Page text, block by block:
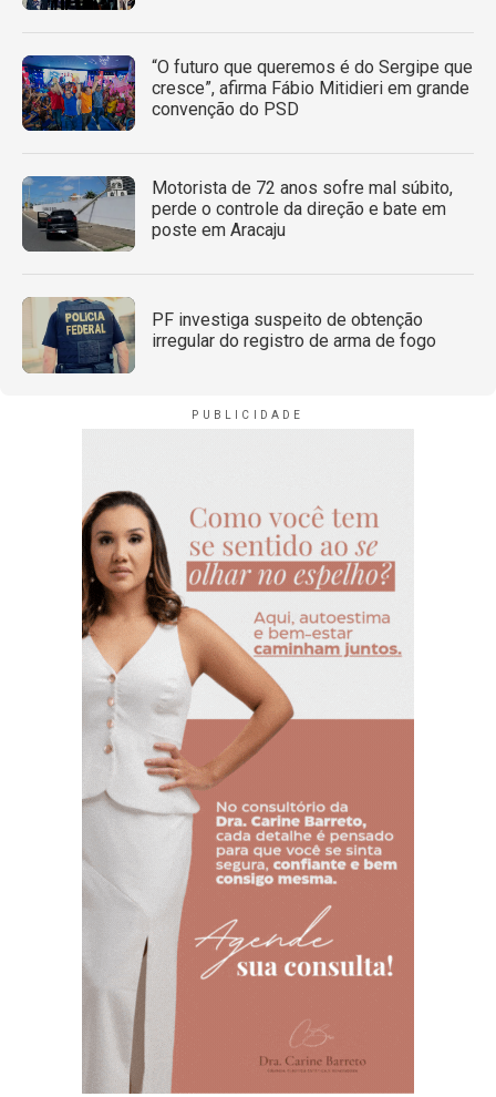
“O futuro que queremos é do Sergipe que
cresce”, afirma Fábio Mitidieri em grande
convenção do PSD
Motorista de 72 anos sofre mal súbito,
perde o controle da direção e bate em
poste em Aracaju
PF investiga suspeito de obtenção
irregular do registro de arma de fogo